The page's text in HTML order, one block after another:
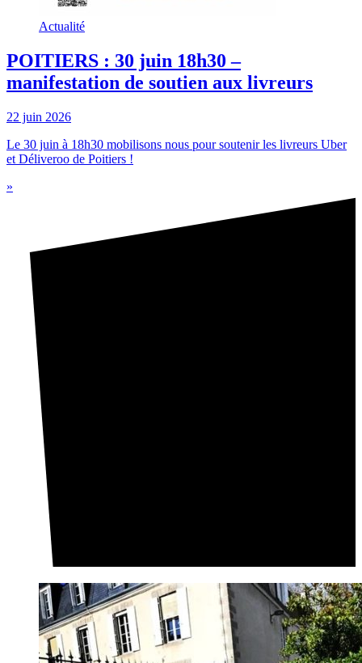
Actualité
POITIERS : 30 juin 18h30 –
manifestation de soutien aux livreurs
22 juin 2026
Le 30 juin à 18h30 mobilisons nous pour soutenir les livreurs Uber
et Déliveroo de Poitiers !
»